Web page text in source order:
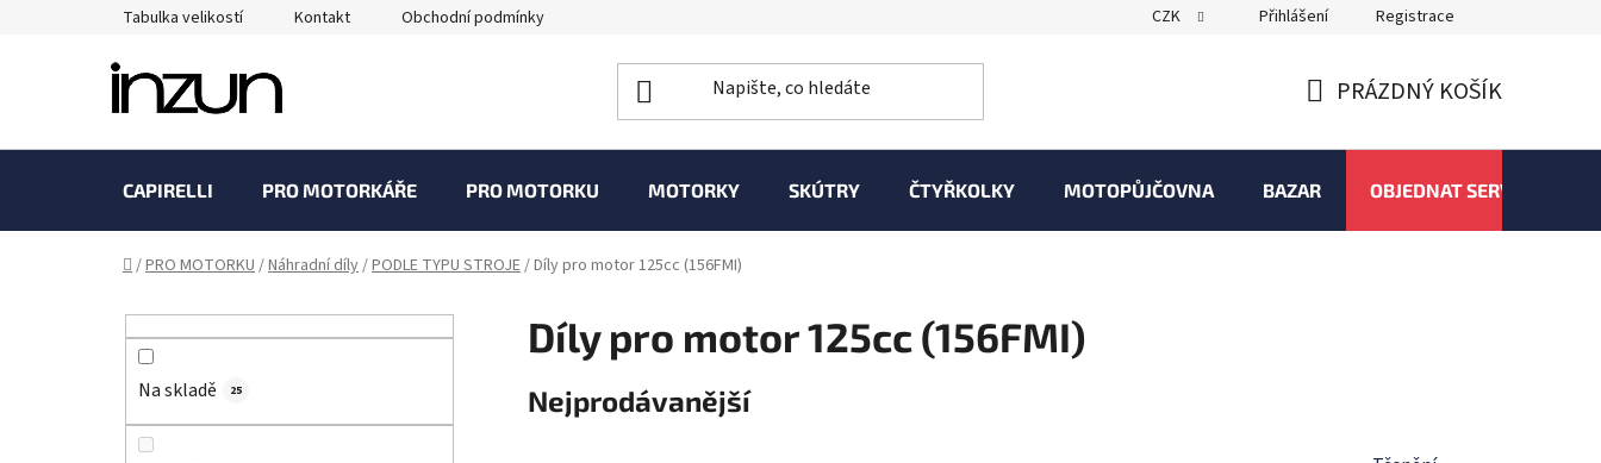
Tabulka velikostí Kontakt Obchodní podmínky CZK Přihlášení Registrace
KOŠÍK
PRÁZDNÝ KOŠÍK
CAPIRELLI PRO MOTORKÁŘE PRO MOTORKU MOTORKY SKÚTRY ČTYŘKOLKY MOTOPŮJČOVNA BAZAR OBJEDNAT SERVIS
Domů
/PRO MOTORKU/Náhradní díly/PODLE TYPU STROJE/Díly pro motor 125cc (156FMI)
Na skladě 25
Díly pro motor 125cc (156FMI)
Nejprodávanější